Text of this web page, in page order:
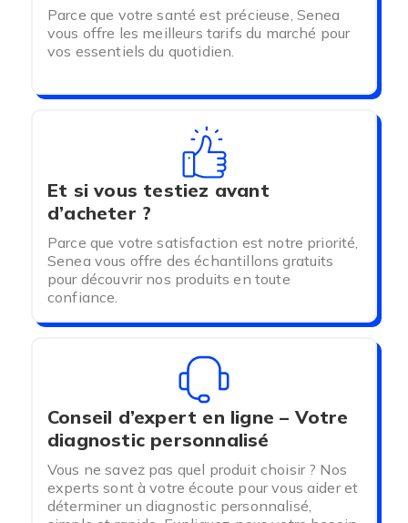
Parce que votre santé est précieuse, Senea
vous offre les meilleurs tarifs du marché pour
vos essentiels du quotidien.
Et si vous testiez avant
d’acheter ?
Parce que votre satisfaction est notre priorité,
Senea vous offre des échantillons gratuits
pour découvrir nos produits en toute
confiance.
Conseil d’expert en ligne – Votre
diagnostic personnalisé
Vous ne savez pas quel produit choisir ? Nos
experts sont à votre écoute pour vous aider et
déterminer un diagnostic personnalisé,